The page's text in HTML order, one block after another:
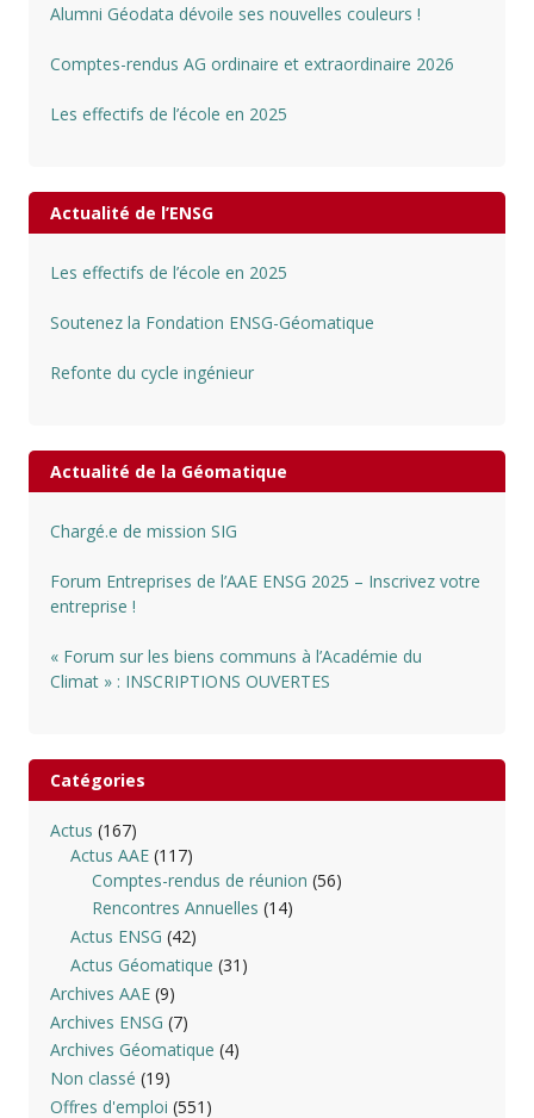
Alumni Géodata dévoile ses nouvelles couleurs !
Comptes-rendus AG ordinaire et extraordinaire 2026
Les effectifs de l’école en 2025
Actualité de l’ENSG
Les effectifs de l’école en 2025
Soutenez la Fondation ENSG-Géomatique
Refonte du cycle ingénieur
Actualité de la Géomatique
Chargé.e de mission SIG
Forum Entreprises de l’AAE ENSG 2025 – Inscrivez votre
entreprise !
« Forum sur les biens communs à l’Académie du
Climat » : INSCRIPTIONS OUVERTES
Catégories
Actus (167)
Actus AAE (117)
Comptes-rendus de réunion (56)
Rencontres Annuelles (14)
Actus ENSG (42)
Actus Géomatique (31)
Archives AAE(9)
Archives ENSG (7)
Archives Géomatique (4)
Non classé (19)
Offres d'emploi (551)